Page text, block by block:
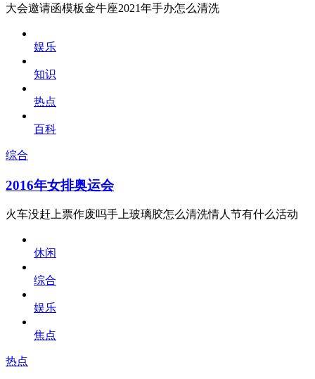
大会邀请函模板金牛座2021年手办怎么清洗
娱乐
知识
热点
百科
综合
2016年女排奥运会
火车没赶上票作废吗手上玻璃胶怎么清洗情人节有什么活动
休闲
综合
娱乐
焦点
热点